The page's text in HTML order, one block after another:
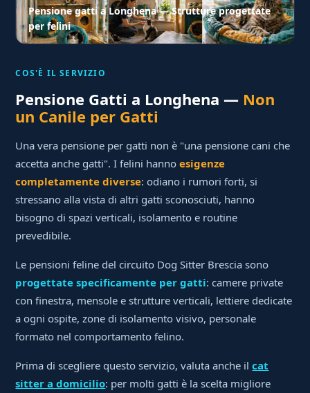
Pensione gatti a Longhena — Strutture progettate
per felini
COS'È IL SERVIZIO
Pensione Gatti a Longhena — Non
un Canile per Gatti
Una vera pensione per gatti non è "una pensione cani che
accetta anche gatti". I felini hannoesigenze
completamente diverse: odiano i rumori forti, si
stressano alla vista di altri gatti sconosciuti, hanno
bisogno di spazi verticali, isolamento e routine
prevedibile.
Le pensioni feline del circuito Dog Sitter Brescia sono
progettate specificamente per gatti: camere private
con finestra, mensole e strutture verticali, lettiere dedicate
a ogni ospite, zone di isolamento visivo, personale
formato nel comportamento felino.
Prima di scegliere questo servizio, valuta anche ilcat
sitter a domicilio: per molti gatti è la scelta migliore